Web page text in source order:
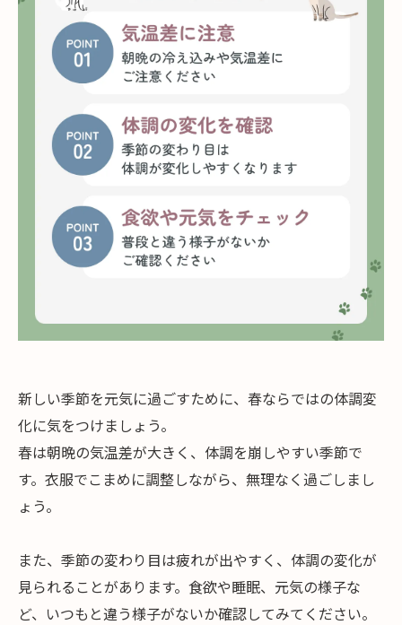
新しい季節を元気に過ごすために、春ならではの体調変
化に気をつけましょう。
春は朝晩の気温差が大きく、体調を崩しやすい季節で
す。衣服でこまめに調整しながら、無理なく過ごしまし
ょう。
また、季節の変わり目は疲れが出やすく、体調の変化が
見られることがあります。食欲や睡眠、元気の様子な
ど、いつもと違う様子がないか確認してみてください。